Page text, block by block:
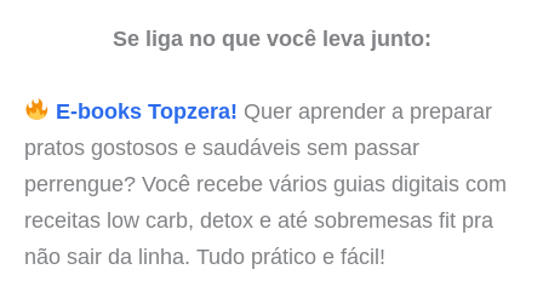
Se liga no que você leva junto:
E-books Topzera! Quer aprender a preparar
pratos gostosos e saudáveis sem passar
perrengue? Você recebe vários guias digitais com
receitas low carb, detox e até sobremesas fit pra
não sair da linha. Tudo prático e fácil!